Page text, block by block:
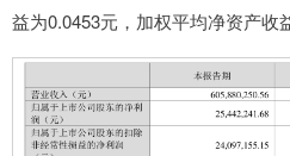
益为0.0453元，加权平均净资产收